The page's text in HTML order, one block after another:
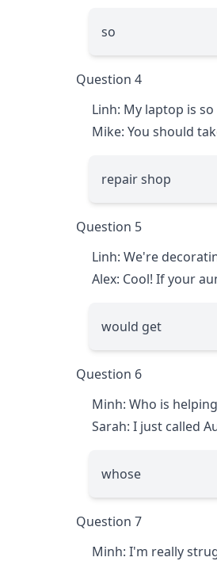
so
Question 4
Linh: My laptop is
Mike: You should
repair shop
Question 5
Linh: We're
Alex: Cool! If your
would get
Question 6
Minh: Who is
Sarah: I just called
whose
Question 7
Minh: I'm really